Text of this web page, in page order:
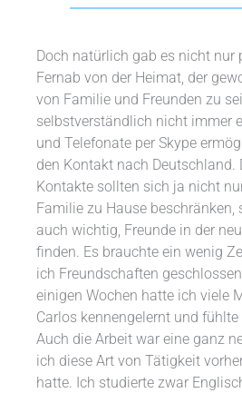
Doch natürlich gab es nicht nur
Fernab von der Heimat, der
von Familie und Freunden zu
selbstverständlich nicht immer
und Telefonate per Skype
den Kontakt nach Deutschland.
Kontakte sollten sich ja nicht
Familie zu Hause beschränken,
auch wichtig, Freunde in der
finden. Es brauchte ein wenig
ich Freundschaften
einigen Wochen hatte ich viele
Carlos kennengelernt und
Auch die Arbeit war eine ganz
ich diese Art von Tätigkeit
hatte. Ich studierte zwar